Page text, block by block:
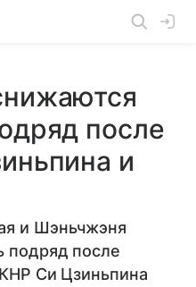
после
и
и Шэньчжэня
подряд после
Си Цзиньпина